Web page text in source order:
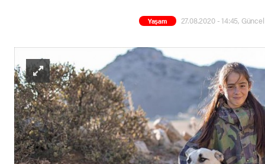
Yaşam 27.08.2020 - 14:45,